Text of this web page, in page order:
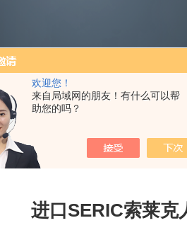
欢迎您！
来自局域网的朋友！有什么可以帮
助您的吗？
进口SERIC索莱克